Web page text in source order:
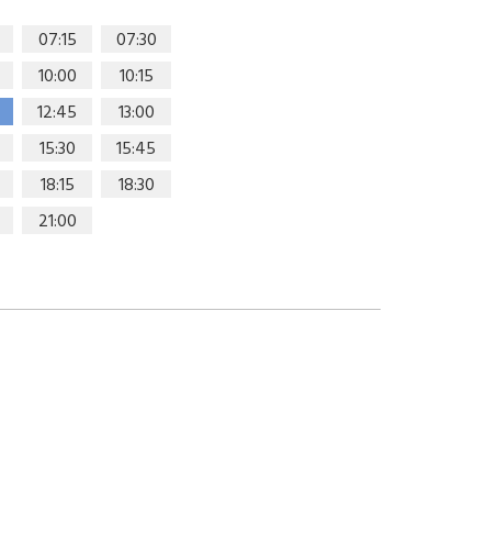
07:15
07:30
10:00
10:15
12:45
13:00
15:30
15:45
18:15
18:30
21:00